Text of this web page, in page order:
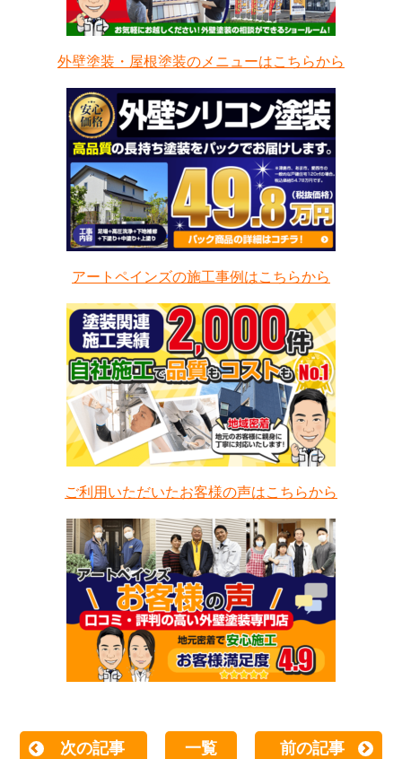
外壁塗装・屋根塗装のメニューはこちらから
アートペインズの施工事例はこちらから
ご利用いただいたお客様の声はこちらから
次の記事 一覧 前の記事